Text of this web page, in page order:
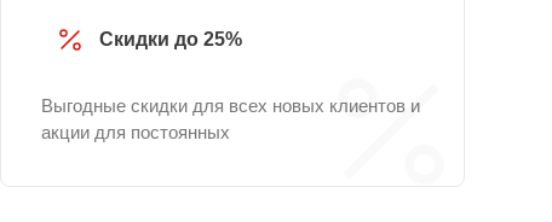
Скидки до 25%
Выгодные скидки для всех новых клиентов и
акции для постоянных